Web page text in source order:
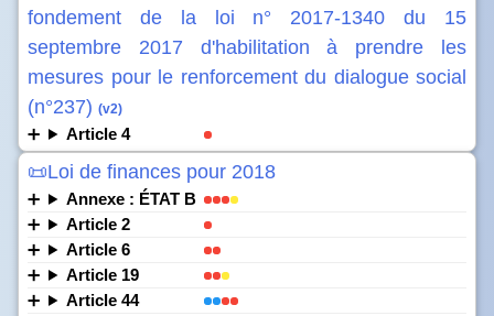
fondement de la loi n° 2017-1340 du 15
septembre 2017 d'habilitation à prendre les
mesures pour le renforcement du dialogue social
(n°237) (v2)
Article 4
📜Loi de finances pour 2018
Annexe : ÉTAT B
Article 2
Article 6
Article 19
Article 44